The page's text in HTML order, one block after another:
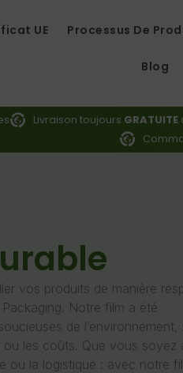
UE Processus De
Blog
Livraison toujours GRATUITE
vos produits de manière
Notre film a été
de l’environnement,
ou les coûts. Que vous soyez
ou la logistique : avec notre